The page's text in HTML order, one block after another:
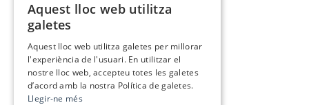
Aquest lloc web utilitza
galetes
Aquest lloc web utilitza galetes per millorar
l'experiència de l'usuari. En utilitzar el
nostre lloc web, accepteu totes les galetes
d’acord amb la nostra Política de galetes.
Llegir-ne més